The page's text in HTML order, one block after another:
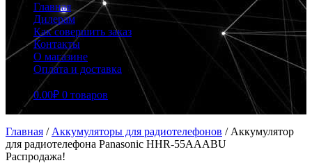
Главная
Дилерам
Как совершить заказ
Контакты
О магазине
Оплата и доставка
0.00₽ 0 товаров
Главная / Аккумуляторы для радиотелефонов / Аккумулятор
для радиотелефона Panasonic HHR-55AAABU
Распродажа!